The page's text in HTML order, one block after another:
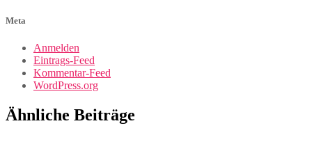
Meta
Anmelden
Eintrags-Feed
Kommentar-Feed
WordPress.org
Ähnliche Beiträge